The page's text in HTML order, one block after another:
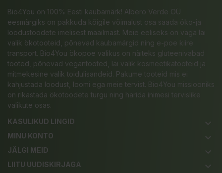
Bio4You on 100% Eesti kaubamärk! Albero Verde OÜ
eesmärgiks on pakkuda kõigile võimalust osa saada öko-ja
loodustoodete imelisest maailmast. Meie eeliseks on väga lai
valik ökotooteid, põnevad kaubamärgid ning e-poe kiire
transport. Bio4You ökopoe valikus on näiteks gluteenivabad
tooted, põnevad vegantooted, lai valik kosmeetikatooteid ja
mitmekesine valik toidulisandeid. Pakume tooteid mis ei
kahjustada loodust, loomi ega meie tervist. Bio4You missiooniks
on rikastada ökotoodete turgu ning harida inimesi tervislike
valikute osas.
KASULIKUD LINGID
keyboard_arrow_down
MINU KONTO keyboard_arrow_down
JÄLGI MEID keyboard_arrow_down
LIITU UUDISKIRJAGA keyboard_arrow_down